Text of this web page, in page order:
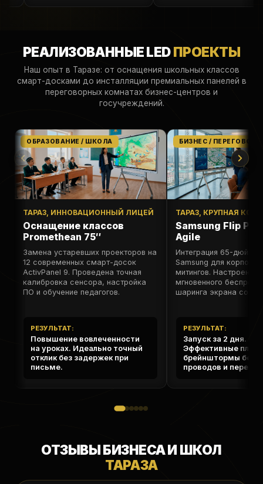
РЕАЛИЗОВАННЫЕ LEDПРОЕКТЫ
Наш опыт в Таразе: от оснащения школьных классов
смарт-досками до инсталляции премиальных панелей в
переговорных комнатах бизнес-центров и
госучреждений.
ОБРАЗОВАНИЕ / ШКОЛА
ТАРАЗ, ИННОВАЦИОННЫЙ ЛИЦЕЙ
Оснащение классов
Promethean 75″
Замена устаревших проекторов на
12 современных смарт-досок
ActivPanel 9. Проведена точная
калибровка сенсора, настройка
ПО и обучение педагогов.
РЕЗУЛЬТАТ:
Повышение вовлеченности
на уроках. Идеально точный
отклик без задержек при
письме.
БИЗНЕС /
ТАРАЗ, КРУПНАЯ
Samsung Flip Pro
Agile
Интеграция 65-
Samsung для
митингов. Настроена
мгновенного
шаринга экрана со
РЕЗУЛЬТАТ:
Запуск за 2 дня.
Эффективные
брейнштормы без
проводов и
ОТЗЫВЫ БИЗНЕСА И ШКОЛ
ТАРАЗА